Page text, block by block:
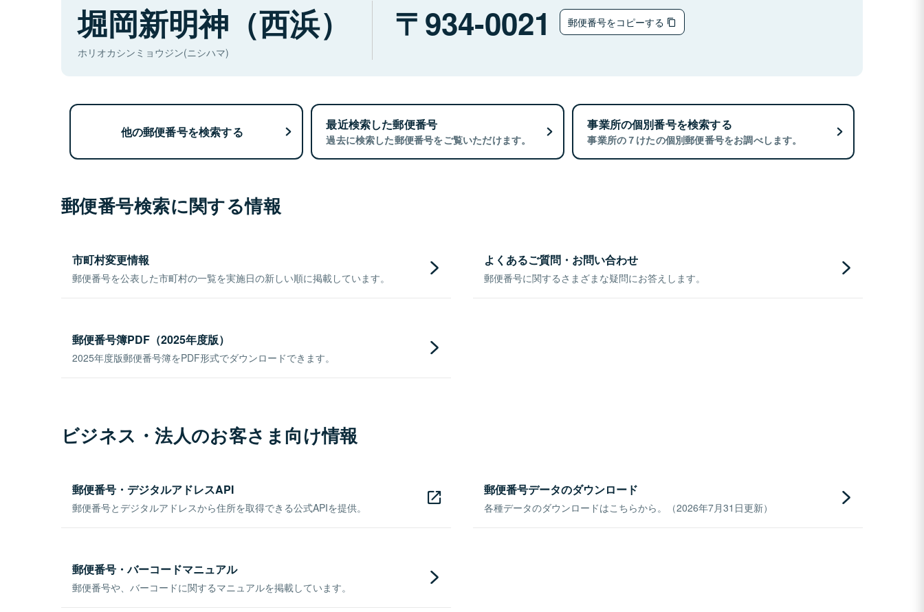
堀岡新明神（西浜）
ホリオカシンミョウジン(ニシハマ)
934-0021 郵便番号をコピーする
他の郵便番号を検索する 最近検索した郵便番号
過去に検索した郵便番号をご覧いただけます。
事業所の個別番号を検索する
事業所の７けたの個別郵便番号をお調べします。
郵便番号検索に関する情報
市町村変更情報
郵便番号を公表した市町村の一覧を実施日の新しい順に掲載しています。
よくあるご質問・お問い合わせ
郵便番号に関するさまざまな疑問にお答えします。
郵便番号簿PDF（2025年度版）
2025年度版郵便番号簿をPDF形式でダウンロードできます。
ビジネス・法人のお客さま向け情報
郵便番号・デジタルアドレスAPI
郵便番号とデジタルアドレスから住所を取得できる公式APIを提供。
郵便番号データのダウンロード
各種データのダウンロードはこちらから。（2026年7月31日更新）
郵便番号・バーコードマニュアル
郵便番号や、バーコードに関するマニュアルを掲載しています。